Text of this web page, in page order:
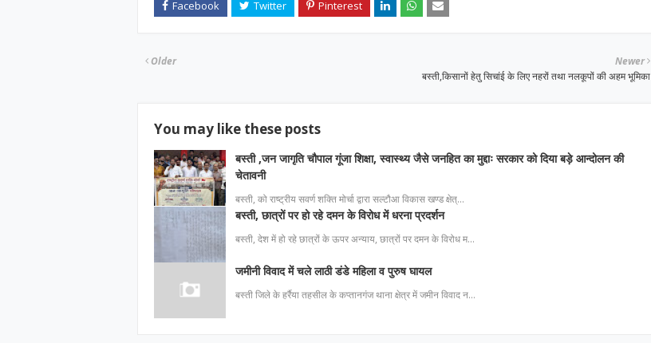
Newer
बस्ती,किसानों हेतु सिचांई के लिए नहरों तथा नलकूपों की अहम भूमिका
Older
You may like these posts
बस्ती ,जन जागृति चौपाल गूंजा शिक्षा, स्वास्थ्य जैसे जनहित का मुद्दाः सरकार को दिया बड़े आन्दोलन की
चेतावनी
बस्ती, को राष्ट्रीय सवर्ण शक्ति मोर्चा द्वारा सल्टौआ विकास खण्ड क्षेत्…
बस्ती, छात्रों पर हो रहे दमन के विरोध में धरना प्रदर्शन
बस्ती, देश में हो रहे छात्रों के ऊपर अन्याय, छात्रों पर दमन के विरोध म…
जमीनी विवाद में चले लाठी डंडे महिला व पुरुष घायल
बस्ती जिले के हर्रैया तहसील के कप्तानगंज थाना क्षेत्र में जमीन विवाद न…